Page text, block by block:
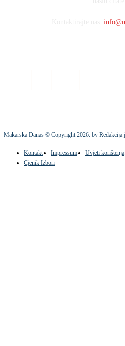
Makarska Danas © Copyright2026. by Redakcija
Kontakt Impressum Uvjeti korištenja
Cjenik Izbori